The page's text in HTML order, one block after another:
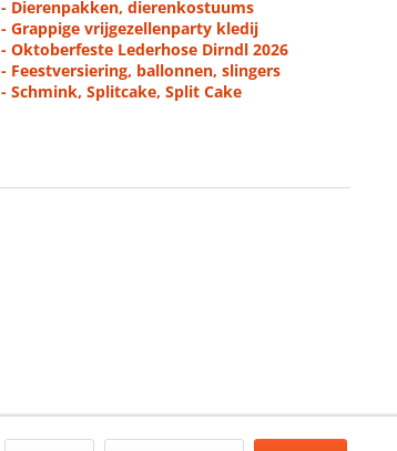
- Dierenpakken, dierenkostuums
- Grappige vrijgezellenparty kledij
- Oktoberfeste Lederhose Dirndl 2026
- Feestversiering, ballonnen, slingers
- Schmink, Splitcake, Split Cake